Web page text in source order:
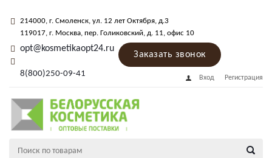
214000, г. Смоленск, ул. 12 лет Октября, д.3
119017, г. Москва, пер. Голиковский, д. 11, офис 10
opt@kosmetikaopt24.ru
8(800)250-09-41
Заказать звонок
Вход Регистрация